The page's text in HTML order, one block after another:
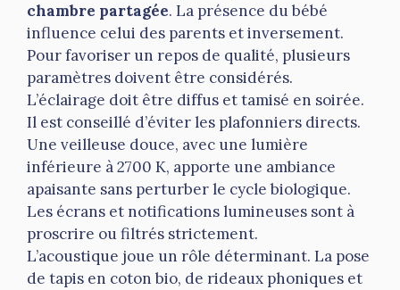
chambre partagée. La présence du bébé
influence celui des parents et inversement.
Pour favoriser un repos de qualité, plusieurs
paramètres doivent être considérés.
L’éclairage doit être diffus et tamisé en soirée.
Il est conseillé d’éviter les plafonniers directs.
Une veilleuse douce, avec une lumière
inférieure à 2700 K, apporte une ambiance
apaisante sans perturber le cycle biologique.
Les écrans et notifications lumineuses sont à
proscrire ou filtrés strictement.
L’acoustique joue un rôle déterminant. La pose
de tapis en coton bio, de rideaux phoniques et